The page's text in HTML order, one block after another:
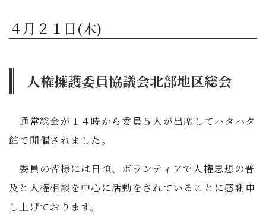
４月２１日(木)
人権擁護委員協議会北部地区総会
通常総会が１４時から委員５人が出席してハタハタ
館で開催されました。
委員の皆様には日頃、ボランティアで人権思想の普
及と人権相談を中心に活動をされていることに感謝申
し上げております。